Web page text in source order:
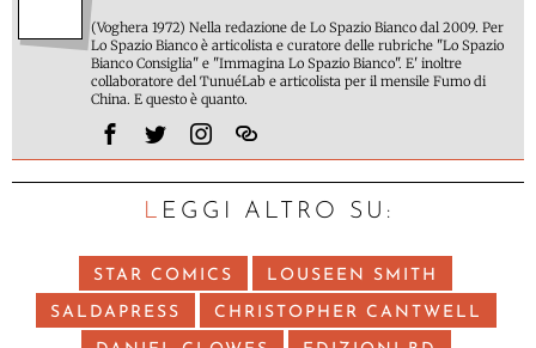
(Voghera 1972) Nella redazione de Lo Spazio Bianco dal 2009. Per
Lo Spazio Bianco è articolista e curatore delle rubriche "Lo Spazio
Bianco Consiglia" e "Immagina Lo Spazio Bianco". E' inoltre
collaboratore del TunuéLab e articolista per il mensile Fumo di
China. E questo è quanto.
LEGGI ALTRO SU:
STAR COMICS LOUSEEN SMITH
SALDAPRESS CHRISTOPHER CANTWELL